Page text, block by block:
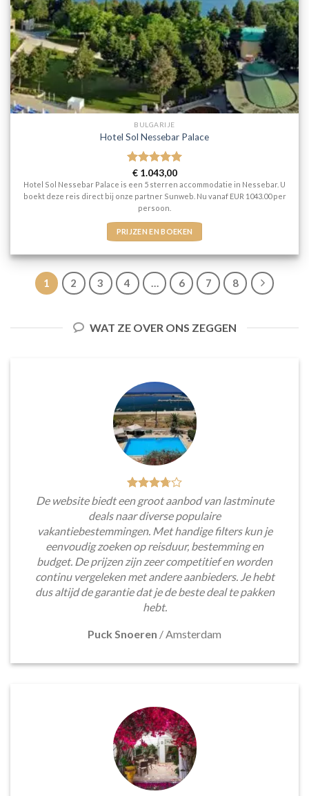
BULGARIJE
Hotel Sol Nessebar Palace
Gewaardeerd
5uit 5
€1.043,00
Hotel Sol Nessebar Palace is een 5 sterren accommodatie in Nessebar. U
boekt deze reis direct bij onze partner Sunweb. Nu vanaf EUR 1043.00 per
persoon.
PRIJZEN EN BOEKEN
1 2 3 4 … 6 7 8
WAT ZE OVER ONS ZEGGEN
De website biedt een groot aanbod van lastminute
deals naar diverse populaire
vakantiebestemmingen. Met handige filters kun je
eenvoudig zoeken op reisduur, bestemming en
budget. De prijzen zijn zeer competitief en worden
continu vergeleken met andere aanbieders. Je hebt
dus altijd de garantie dat je de beste deal te pakken
hebt.
Puck Snoeren / Amsterdam